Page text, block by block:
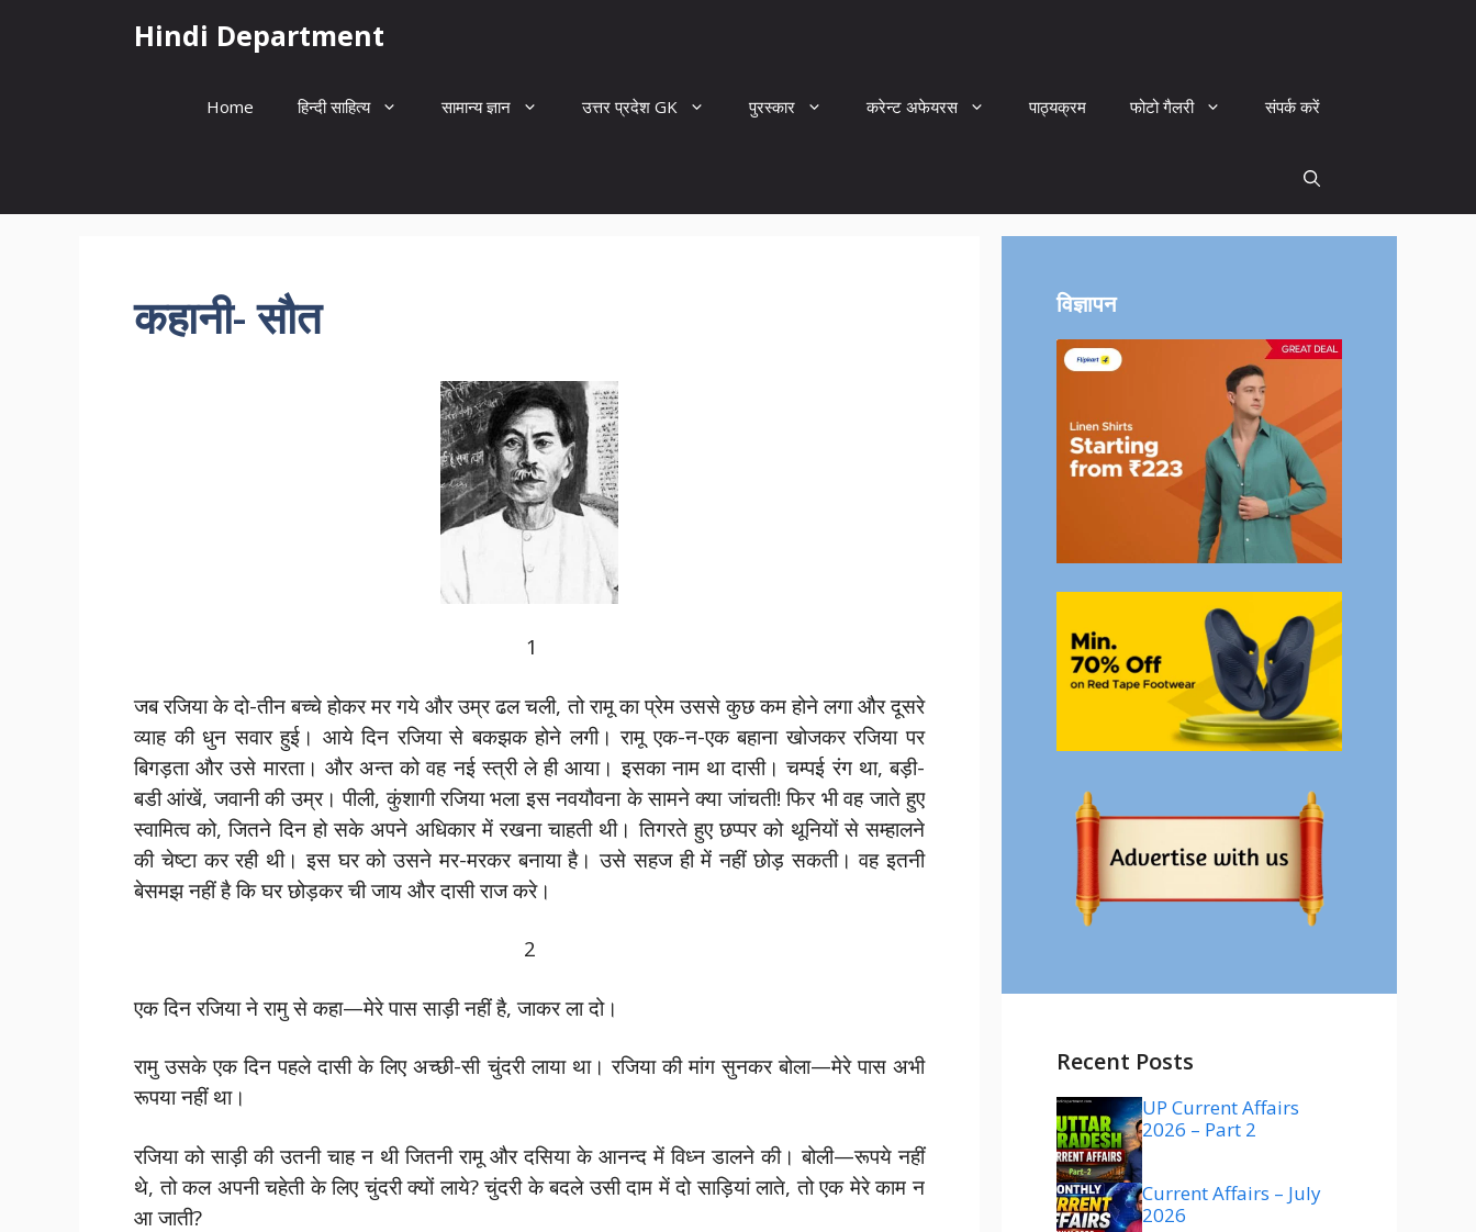
Hindi Department
Home हिन्दी साहित्य सामान्य ज्ञान उत्तर प्रदेश GK पुरस्कार करेन्ट अफेयरस पाठ्यक्रम फोटो गैलरी संपर्क करें
कहानी- सौत
1
जब रजिया के दो-तीन बच्चे होकर मर गये और उम्र ढल चली, तो रामू का प्रेम उससे कुछ कम होने लगा और दूसरे
व्याह की धुन सवार हुई। आये दिन रजिया से बकझक होने लगी। रामू एक-न-एक बहाना खोजकर रजिया पर
बिगड़ता और उसे मारता। और अन्त को वह नई स्त्री ले ही आया। इसका नाम था दासी। चम्पई रंग था, बड़ी-
बडी आंखें, जवानी की उम्र। पीली, कुंशागी रजिया भला इस नवयौवना के सामने क्या जांचती! फिर भी वह जाते हुए
स्वामित्व को, जितने दिन हो सके अपने अधिकार में रखना चाहती थी। तिगरते हुए छप्पर को थूनियों से सम्हालने
की चेष्टा कर रही थी। इस घर को उसने मर-मरकर बनाया है। उसे सहज ही में नहीं छोड़ सकती। वह इतनी
बेसमझ नहीं है कि घर छोड़कर ची जाय और दासी राज करे।
2
एक दिन रजिया ने रामु से कहा—मेरे पास साड़ी नहीं है, जाकर ला दो।
रामु उसके एक दिन पहले दासी के लिए अच्छी-सी चुंदरी लाया था। रजिया की मांग सुनकर बोला—मेरे पास अभी
रूपया नहीं था।
रजिया को साड़ी की उतनी चाह न थी जितनी रामू और दसिया के आनन्द में विध्न डालने की। बोली—रूपये नहीं
थे, तो कल अपनी चहेती के लिए चुंदरी क्यों लाये? चुंदरी के बदले उसी दाम में दो साड़ियां लाते, तो एक मेरे काम न
आ जाती?
विज्ञापन
Recent Posts
UP Current Affairs
2026 – Part 2
Current Affairs – July
2026